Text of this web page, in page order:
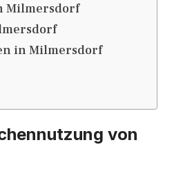
Milmersdorf
in Milmersdorf
von